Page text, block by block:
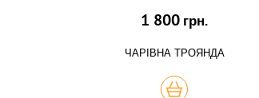
1 800 грн.
ЧАРІВНА ТРОЯНДА
КУПИТЬ